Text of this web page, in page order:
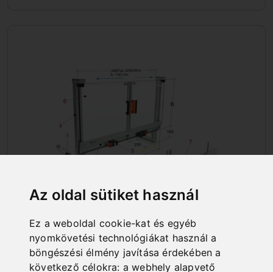
Az oldal sütiket használ
Ez a weboldal cookie-kat és egyéb
nyomkövetési technológiákat használ a
böngészési élmény javítása érdekében a
következő célokra: a webhely alapvető
GÉPASZTALRA RÖGZÍTHETŐ
VÉDŐBERENDEZÉSEK